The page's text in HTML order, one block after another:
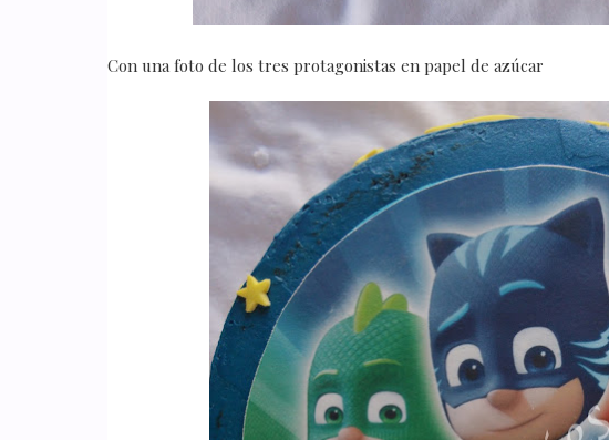
Con una foto de los tres protagonistas en papel de azúcar